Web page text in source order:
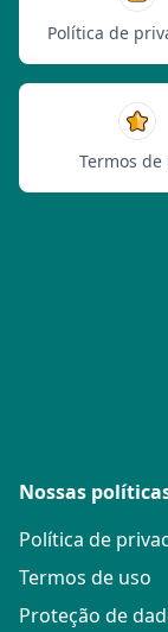
Política de
Termos de
Nossas
Política de
Termos de uso
Proteção de